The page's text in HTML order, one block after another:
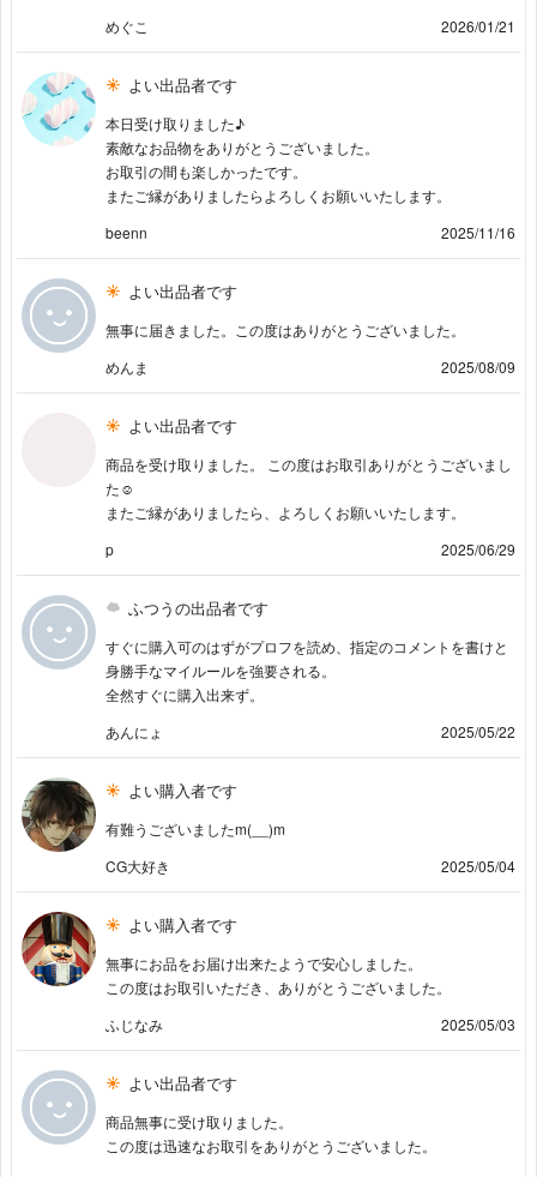
めぐこ
2026/01/21
よい出品者です
本日受け取りました♪
素敵なお品物をありがとうございました。
お取引の間も楽しかったです。
またご縁がありましたらよろしくお願いいたします。
beenn
2025/11/16
よい出品者です
無事に届きました。この度はありがとうございました。
めんま
2025/08/09
よい出品者です
商品を受け取りました。 この度はお取引ありがとうございまし
た☺︎
またご縁がありましたら、よろしくお願いいたします。
p
2025/06/29
ふつうの出品者です
すぐに購入可のはずがプロフを読め、指定のコメントを書けと
身勝手なマイルールを強要される。
全然すぐに購入出来ず。
あんにょ
2025/05/22
よい購入者です
有難うございましたm(__)m
CG大好き
2025/05/04
よい購入者です
無事にお品をお届け出来たようで安心しました。
この度はお取引いただき、ありがとうございました。
ふじなみ
2025/05/03
よい出品者です
商品無事に受け取りました。
この度は迅速なお取引をありがとうございました。